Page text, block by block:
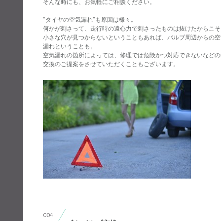
そんな時にも、お気軽にご相談ください。
”タイヤの空気漏れ”も原因は様々。
何かが刺さって、走行時の遠心力で刺さったものは抜けたからこ
小さな穴が見つからないということもあれば、バルブ周辺からの
漏れということも。
空気漏れの箇所によっては、修理では危険かつ対応できないなど
交換のご提案をさせていただくこともございます。
004